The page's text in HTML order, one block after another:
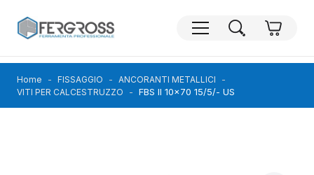
Home FISSAGGIO
ANCORANTI METALLICI
VITI PER CALCESTRUZZO
FBS II 10×70 15/5/- US